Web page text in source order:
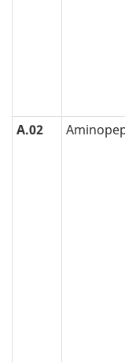
A.02